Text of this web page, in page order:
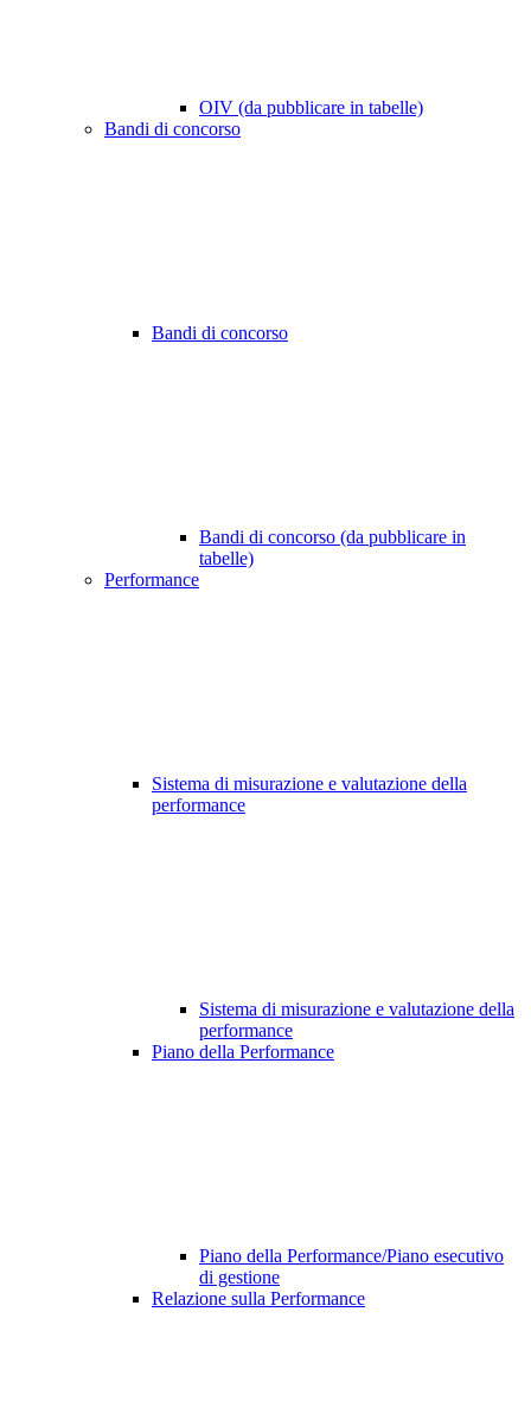
OIV (da pubblicare in tabelle)
Bandi di concorso
Bandi di concorso
Bandi di concorso (da pubblicare in
tabelle)
Performance
Sistema di misurazione e valutazione della
performance
Sistema di misurazione e valutazione della
performance
Piano della Performance
Piano della Performance/Piano esecutivo
di gestione
Relazione sulla Performance